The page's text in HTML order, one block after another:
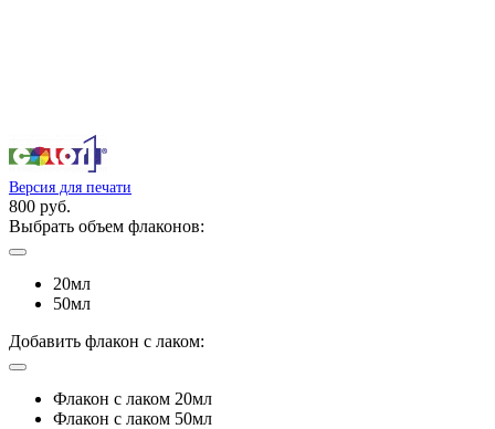
Версия для печати
800 руб.
Выбрать объем флаконов:
20мл
50мл
Добавить флакон с лаком:
Флакон с лаком 20мл
Флакон с лаком 50мл